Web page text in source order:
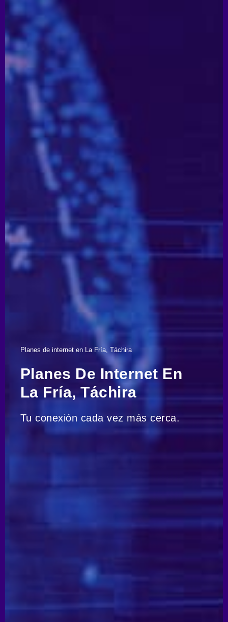
Planes de internet en La Fría, Táchira
Planes De Internet En
La Fría, Táchira
Tu conexión cada vez más cerca.